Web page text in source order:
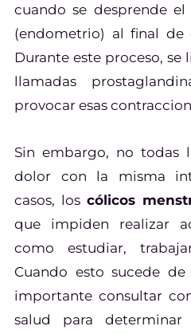
cuando se desprende
(endometrio) al final de
Durante este proceso, se
llamadas
provocar esas
Sin embargo, no todas
dolor con la misma
casos, los cólicos
que impiden realizar
como estudiar,
Cuando esto sucede
importante consultar
salud para